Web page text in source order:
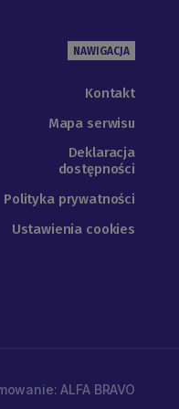
NAWIGACJA
Kontakt
Mapa serwisu
Deklaracja
dostępności
Polityka prywatności
Ustawienia cookies
ALFA BRAVO